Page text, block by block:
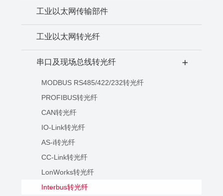
工业以太网传输部件
工业以太网转光纤
串口及现场总线转光纤 +
MODBUS RS485/422/232转光纤
PROFIBUS转光纤
CAN转光纤
IO-Link转光纤
AS-i转光纤
CC-Link转光纤
LonWorks转光纤
Interbus转光纤